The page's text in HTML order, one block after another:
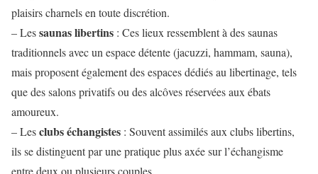
plaisirs charnels en toute discrétion.
– Lessaunas libertins : Ces lieux ressemblent à des saunas
traditionnels avec un espace détente (jacuzzi, hammam, sauna),
mais proposent également des espaces dédiés au libertinage, tels
que des salons privatifs ou des alcôves réservées aux ébats
amoureux.
– Lesclubs échangistes : Souvent assimilés aux clubs libertins,
ils se distinguent par une pratique plus axée sur l’échangisme
entre deux ou plusieurs couples.